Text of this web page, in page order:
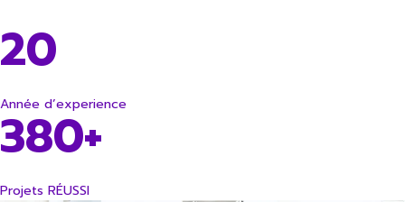
20
Année d’experience
380+
Projets RÉUSSI